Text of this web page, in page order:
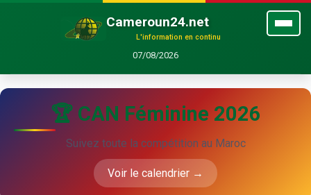
Cameroun24.net
L'information en continu
07/08/2026
🏆 CAN Féminine 2026
Suivez toute la compétition au Maroc
Voir le calendrier →